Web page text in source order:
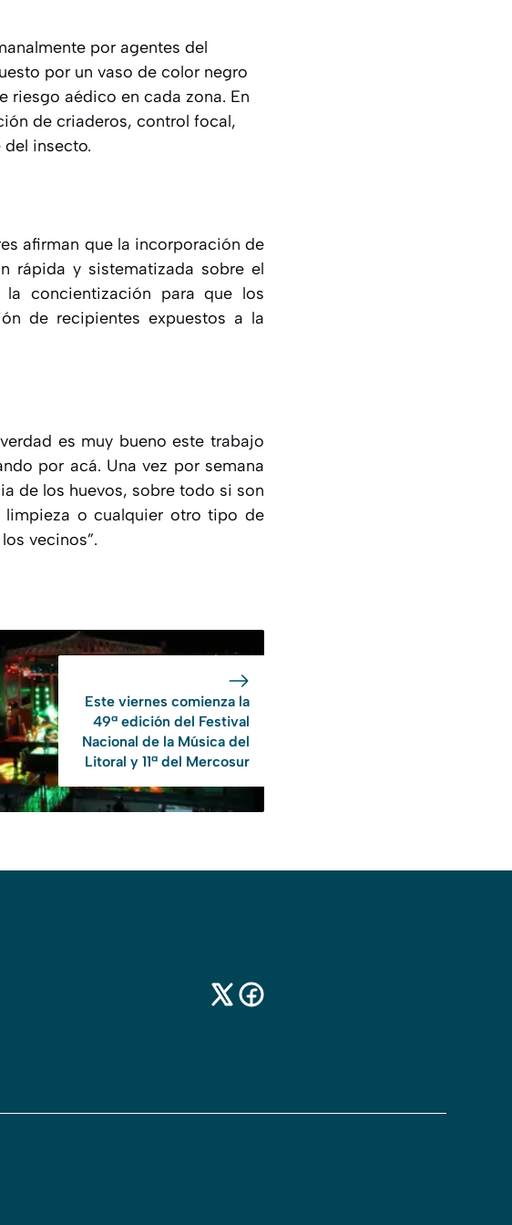
por agentes del
por un vaso de color negro
riesgo aédico en cada zona. En
de criaderos, control focal,
insecto.
afirman que la incorporación de
rápida y sistematizada sobre el
concientización para que los
de recipientes expuestos a la
es muy bueno este trabajo
por acá. Una vez por semana
de los huevos, sobre todo si son
limpieza o cualquier otro tipo de
vecinos”.
Este viernes comienza la
49ª edición del Festival
Nacional de la Música del
Litoral y 11ª del Mercosur